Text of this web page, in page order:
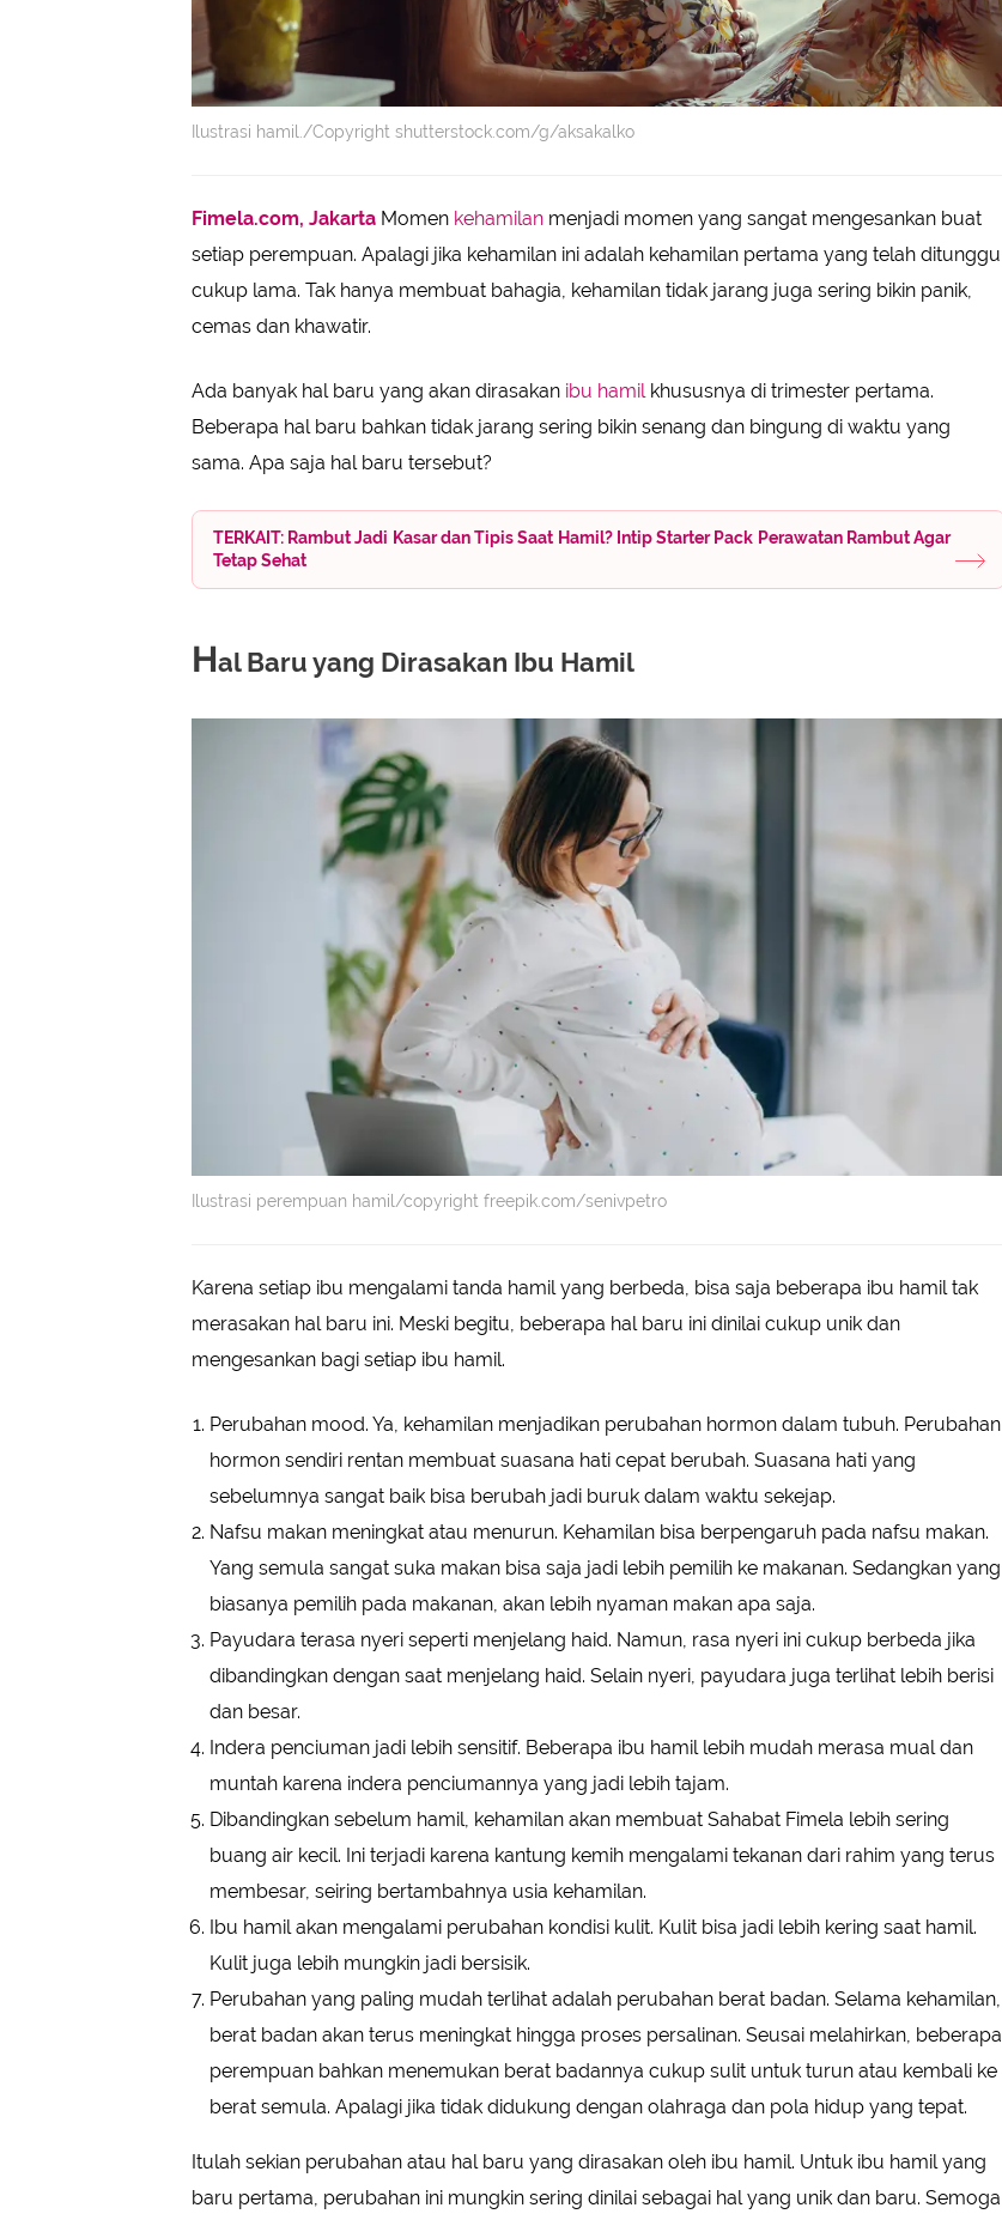
Ilustrasi hamil./Copyright shutterstock.com/g/aksakalko
Fimela.com, Jakarta Momen kehamilan menjadi momen yang sangat mengesankan buat
setiap perempuan. Apalagi jika kehamilan ini adalah kehamilan pertama yang telah ditunggu
cukup lama. Tak hanya membuat bahagia, kehamilan tidak jarang juga sering bikin panik,
cemas dan khawatir.
Ada banyak hal baru yang akan dirasakan ibu hamil khususnya di trimester pertama.
Beberapa hal baru bahkan tidak jarang sering bikin senang dan bingung di waktu yang
sama. Apa saja hal baru tersebut?
TERKAIT: Rambut Jadi Kasar dan Tipis Saat Hamil? Intip Starter Pack Perawatan Rambut Agar
Tetap Sehat
Hal Baru yang Dirasakan Ibu Hamil
Ilustrasi perempuan hamil/copyright freepik.com/senivpetro
Karena setiap ibu mengalami tanda hamil yang berbeda, bisa saja beberapa ibu hamil tak
merasakan hal baru ini. Meski begitu, beberapa hal baru ini dinilai cukup unik dan
mengesankan bagi setiap ibu hamil.
Perubahan mood. Ya, kehamilan menjadikan perubahan hormon dalam tubuh. Perubahan
hormon sendiri rentan membuat suasana hati cepat berubah. Suasana hati yang
sebelumnya sangat baik bisa berubah jadi buruk dalam waktu sekejap.
Nafsu makan meningkat atau menurun. Kehamilan bisa berpengaruh pada nafsu makan.
Yang semula sangat suka makan bisa saja jadi lebih pemilih ke makanan. Sedangkan yang
biasanya pemilih pada makanan, akan lebih nyaman makan apa saja.
Payudara terasa nyeri seperti menjelang haid. Namun, rasa nyeri ini cukup berbeda jika
dibandingkan dengan saat menjelang haid. Selain nyeri, payudara juga terlihat lebih berisi
dan besar.
Indera penciuman jadi lebih sensitif. Beberapa ibu hamil lebih mudah merasa mual dan
muntah karena indera penciumannya yang jadi lebih tajam.
Dibandingkan sebelum hamil, kehamilan akan membuat Sahabat Fimela lebih sering
buang air kecil. Ini terjadi karena kantung kemih mengalami tekanan dari rahim yang terus
membesar, seiring bertambahnya usia kehamilan.
Ibu hamil akan mengalami perubahan kondisi kulit. Kulit bisa jadi lebih kering saat hamil.
Kulit juga lebih mungkin jadi bersisik.
Perubahan yang paling mudah terlihat adalah perubahan berat badan. Selama kehamilan,
berat badan akan terus meningkat hingga proses persalinan. Seusai melahirkan, beberapa
perempuan bahkan menemukan berat badannya cukup sulit untuk turun atau kembali ke
berat semula. Apalagi jika tidak didukung dengan olahraga dan pola hidup yang tepat.
Itulah sekian perubahan atau hal baru yang dirasakan oleh ibu hamil. Untuk ibu hamil yang
baru pertama, perubahan ini mungkin sering dinilai sebagai hal yang unik dan baru. Semoga